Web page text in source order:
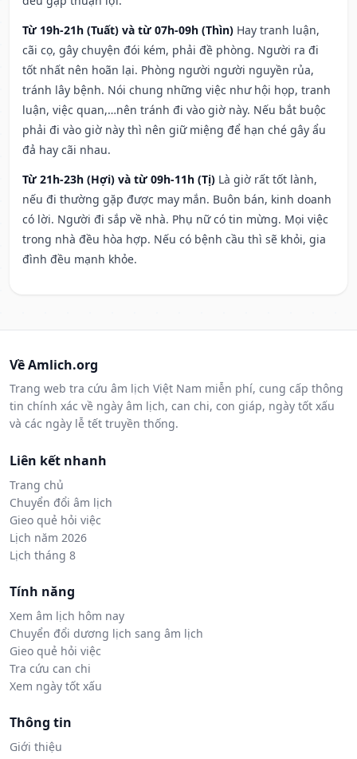
Từ 19h-21h (Tuất) và từ 07h-09h (Thìn) Hay tranh luận,
cãi cọ, gây chuyện đói kém, phải đề phòng. Người ra đi
tốt nhất nên hoãn lại. Phòng người người nguyền rủa,
tránh lây bệnh. Nói chung những việc như hội họp, tranh
luận, việc quan,…nên tránh đi vào giờ này. Nếu bắt buộc
phải đi vào giờ này thì nên giữ miệng để hạn ché gây ẩu
đả hay cãi nhau.
Từ 21h-23h (Hợi) và từ 09h-11h (Tị) Là giờ rất tốt lành,
nếu đi thường gặp được may mắn. Buôn bán, kinh doanh
có lời. Người đi sắp về nhà. Phụ nữ có tin mừng. Mọi việc
trong nhà đều hòa hợp. Nếu có bệnh cầu thì sẽ khỏi, gia
đình đều mạnh khỏe.
Về Amlich.org
Trang web tra cứu âm lịch Việt Nam miễn phí, cung cấp thông
tin chính xác về ngày âm lịch, can chi, con giáp, ngày tốt xấu
và các ngày lễ tết truyền thống.
Liên kết nhanh
Trang chủ
Chuyển đổi âm lịch
Gieo quẻ hỏi việc
Lịch năm 2026
Lịch tháng 8
Tính năng
Xem âm lịch hôm nay
Chuyển đổi dương lịch sang âm lịch
Gieo quẻ hỏi việc
Tra cứu can chi
Xem ngày tốt xấu
Thông tin
Giới thiệu